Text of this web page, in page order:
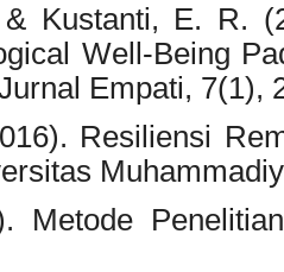
Kustanti, E. R.
Well-Being
Empati, 7(1),
Resiliensi
Metode